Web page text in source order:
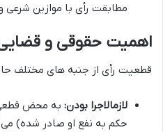
مطابقت رأی با موازین شرعی
اهمیت حقوقی و
قطعیت رأی از جنبه های مختلف
لازمالاجرا بودن: به محض
حکم به نفع او صادر شده) می